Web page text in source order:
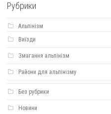
Рубрики
Альпінізм
Виїзди
Змагання альпінізм
Райони для альпінізму
Без рубрики
Новини